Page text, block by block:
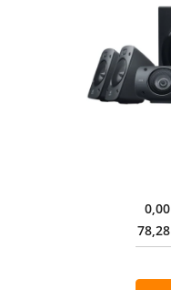
0,00
78,28